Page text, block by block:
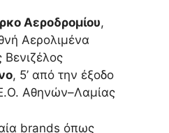
Αεροδρομίου,
Αερολιμένα
, 5’ από την έξοδο
Αθηνών–Λαμίας
brands όπως